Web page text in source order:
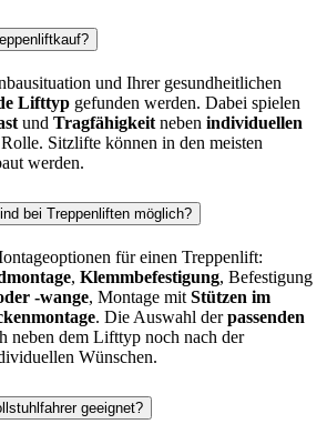
und Ihrer gesundheitlichen
Lifttyp gefunden werden. Dabei spielen
und Tragfähigkeit neben individuellen
Sitzlifte können in den meisten
werden.
bei Treppenliften möglich?
für einen Treppenlift:
, Klemmbefestigung, Befestigung
-wange, Montage mit Stützen im
. Die Auswahl derpassenden
neben dem Lifttyp noch nach der
Wünschen.
geeignet?